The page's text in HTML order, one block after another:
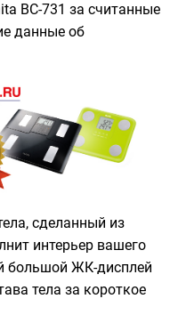
BC-731 за считанные
данные об
сделанный из
интерьер вашего
большой ЖК-дисплей
тела за короткое